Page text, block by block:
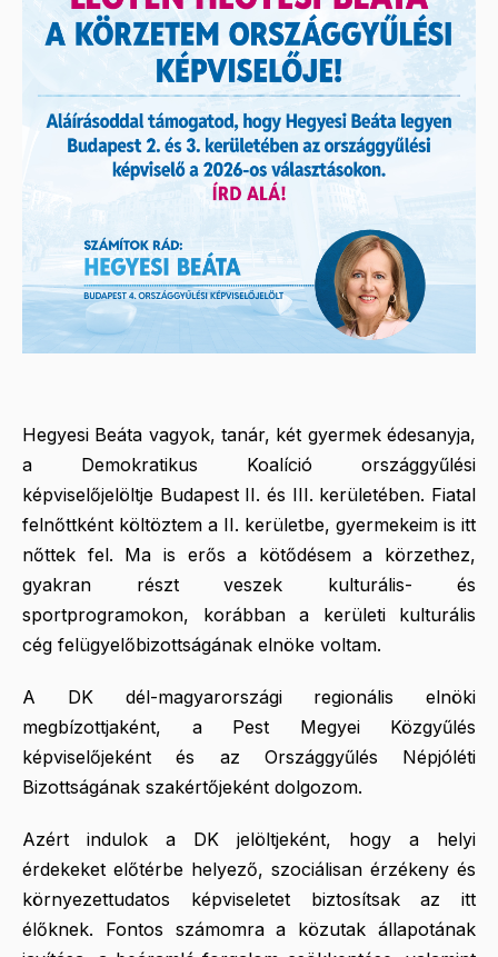
Hegyesi Beáta vagyok, tanár, két gyermek édesanyja,
a Demokratikus Koalíció országgyűlési
képviselőjelöltje Budapest II. és III. kerületében. Fiatal
felnőttként költöztem a II. kerületbe, gyermekeim is itt
nőttek fel. Ma is erős a kötődésem a körzethez,
gyakran részt veszek kulturális- és
sportprogramokon, korábban a kerületi kulturális
cég felügyelőbizottságának elnöke voltam.
A DK dél-magyarországi regionális elnöki
megbízottjaként, a Pest Megyei Közgyűlés
képviselőjeként és az Országgyűlés Népjóléti
Bizottságának szakértőjeként dolgozom.
Azért indulok a DK jelöltjeként, hogy a helyi
érdekeket előtérbe helyező, szociálisan érzékeny és
környezettudatos képviseletet biztosítsak az itt
élőknek. Fontos számomra a közutak állapotának